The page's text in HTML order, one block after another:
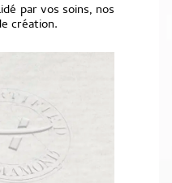
par vos soins, nos
création.